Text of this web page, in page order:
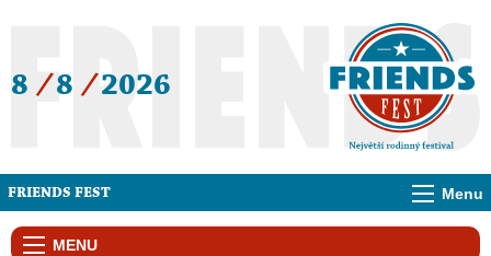
8 / 8 / 2026
FRIENDS FEST Menu
MENU